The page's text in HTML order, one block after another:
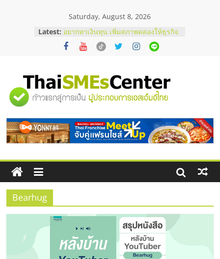
Saturday, August 8, 2026
Latest:
บริษัท Cybersecurity ในไทยที่ไหนดี?
วิธีเลือกผู้ให้บริการให้คุ้มค่าและตอบ
โจทย์ธุรกิจ
อยากหาเงินทุน เพิ่มสภาพคล่องให้ธุรกิจ
บริการน้ำมัน Shell
สัมมนาลงทุน แฟรนไชส์ยอนนี่
ThaiFranchise Meet Up จับคู่แฟรน
ร้านเครื่องเสียงคุณภาพสูง พร้อม
โซลูชันระบบภาพและเสียง
"ศูนย์
รวม
ข้อมูล
ธุรกิจ
SME
แห่ง
Bearhug